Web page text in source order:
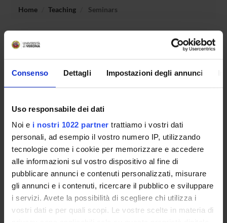
Consenso Dettagli Impostazioni degli annunci
Uso responsabile dei dati
Noi e i nostri 1022 partner trattiamo i vostri dati
personali, ad esempio il vostro numero IP, utilizzando
tecnologie come i cookie per memorizzare e accedere
alle informazioni sul vostro dispositivo al fine di
pubblicare annunci e contenuti personalizzati, misurare
gli annunci e i contenuti, ricercare il pubblico e sviluppare
i servizi. Avete la possibilità di scegliere chi utilizza i
vostri dati e per quali scopi. Le vostre scelte in materia di
Home Teaching Seminars
No recent seminar found relating to teaching Workshop:
educational planning out of scholastic ambit.
PHD PROGRAMMES AND POSTGRADUATE
TRAINING
Contacts
People
Places